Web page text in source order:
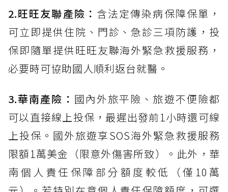
2.旺旺友聯產險： 含法定傳染病保障保單，
可立即提供住院、門診、急診三項防護，投
保即隨單提供旺旺友聯海外緊急救援服務，
必要時可協助國人順利返台就醫。
3.華南產險： 國內外旅平險、旅遊不便險都
可以直接線上投保，最遲出發前1小時還可線
上投保。國外旅遊享SOS海外緊急救援服務
限額1萬美金（限意外傷害所致）。此外，華
南個人責任保障部分額度較低（僅10萬